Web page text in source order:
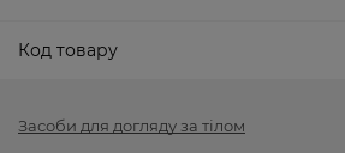
Код товару
Засоби для догляду за тілом